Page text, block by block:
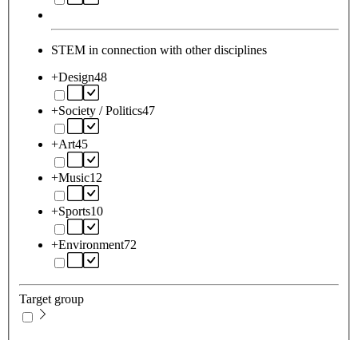
STEM in connection with other disciplines
+Design48
+Society / Politics47
+Art45
+Music12
+Sports10
+Environment72
Target group